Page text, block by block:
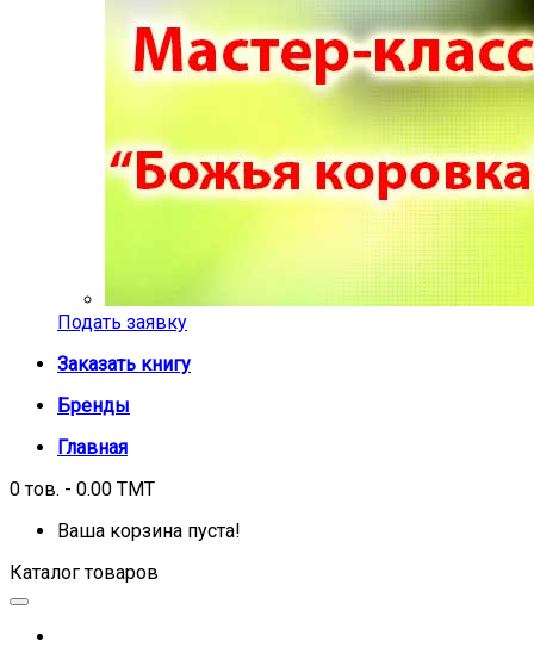
Подать заявку
Заказать книгу
Бренды
Главная
0 тов. - 0.00 TMT
Ваша корзина пуста!
Каталог товаров